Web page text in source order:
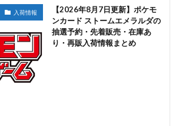
入荷情報
【2026年8月7日更新】ポケモ
ンカード ストームエメラルダの
抽選予約・先着販売・在庫あ
り・再販入荷情報まとめ